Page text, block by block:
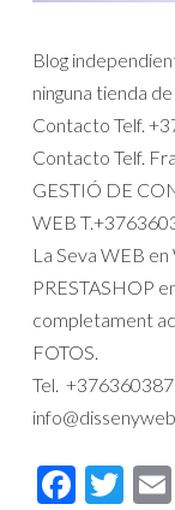
Blog
ninguna tienda
Contacto Telf.
Contacto Telf.
GESTIÓ DE
WEB
La Seva WEB
PRESTASHOP
completament
FOTOS.
Tel.